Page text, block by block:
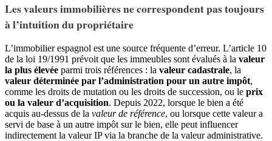
Les valeurs immobilières ne correspondent pas toujours
à l’intuition du propriétaire
L’immobilier espagnol est une source fréquente d’erreur. L’article 10
de la loi 19/1991 prévoit que les immeubles sont évalués à la valeur
la plus élevée parmi trois références : la valeur cadastrale, la
valeur déterminée par l’administration pour un autre impôt,
comme les droits de mutation ou les droits de succession, ou le prix
ou la valeur d’acquisition. Depuis 2022, lorsque le bien a été
acquis au-dessus de la valeur de référence, ou lorsque cette valeur a
servi de base à un autre impôt sur le bien, elle peut influencer
indirectement la valeur IP via la branche de la valeur administrative.